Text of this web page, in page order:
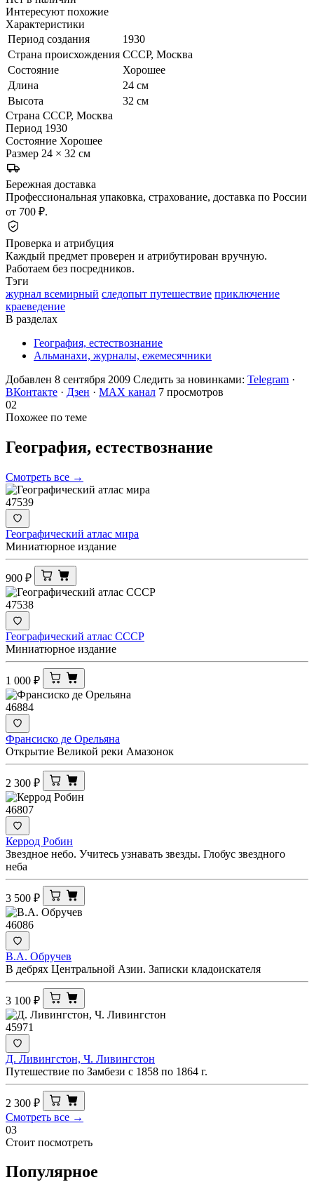
Интересуют похожие
Характеристики
Период создания
1930
Страна происхождения СССР, Москва
Состояние
Хорошее
Длина
24 см
Высота
32 см
Страна СССР, Москва
Период 1930
Состояние Хорошее
Размер 24 × 32 см
Бережная доставка
Профессиональная упаковка, страхование, доставка по России
от 700 ₽.
Проверка и атрибуция
Каждый предмет проверен и атрибутирован вручную.
Работаем без посредников.
Тэги
журнал всемирный следопыт путешествие приключение
краеведение
В разделах
География, естествознание
Альманахи, журналы, ежемесячники
Добавлен 8 сентября 2009 Следить за новинками: Telegram ·
ВКонтакте · Дзен · MAX канал 7 просмотров
02
Похожее по теме
География, естествознание
Смотреть все →
47539
Географический атлас мира
Миниатюрное издание
900 ₽
47538
Географический атлас СССР
Миниатюрное издание
1 000 ₽
46884
Франсиско де Орельяна
Открытие Великой реки Амазонок
2 300 ₽
46807
Керрод Робин
Звездное небо. Учитесь узнавать звезды. Глобус звездного
неба
3 500 ₽
46086
В.А. Обручев
В дебрях Центральной Азии. Записки кладоискателя
3 100 ₽
45971
Д. Ливингстон, Ч. Ливингстон
Путешествие по Замбези с 1858 по 1864 г.
2 300 ₽
Смотреть все →
03
Стоит посмотреть
Популярное